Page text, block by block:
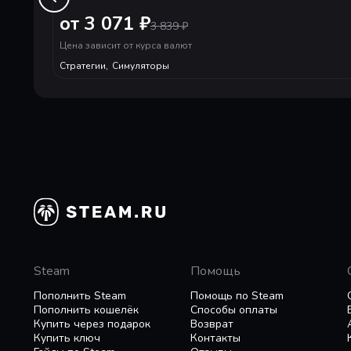
Стройте мосты и тоннели, перевозите
Для Tropico 6 мы переработали систему
Tропико 6 имеет многопользовательский
от 3 071 ₽3 839 ₽
Цена зависит от курса валют
Стратегии, Симуляторы
Steam
Пополнить Steam
Пополнить кошелёк
Купить через подарок
Купить ключ
Помощь
Помощь по Steam
Способы оплаты
Возврат
Контакты